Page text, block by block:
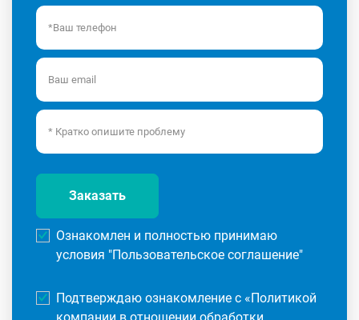
Заказать
Ознакомлен и полностью принимаю
условия "Пользовательское соглашение"
Подтверждаю ознакомление с «Политикой